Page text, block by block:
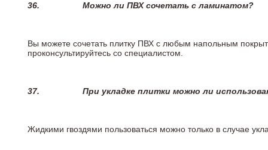
36. Можно ли ПВХ сочетать с ламинатом?
Вы можете сочетать плитку ПВХ с любым напольным
проконсультируйтесь со специалистом.
37. При укладке плитки можно ли
Жидкими гвоздями пользоваться можно только в случае